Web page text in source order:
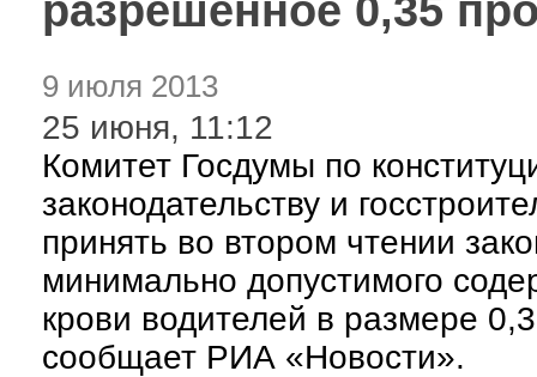
9 июля 2013
25 июня, 11:12
Комитет Госдумы по
законодательству и
принять во втором чтении
минимально допустимого
крови водителей в размере
сообщает РИА «Новости».